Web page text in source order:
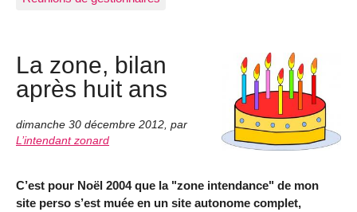
La zone, bilan
après huit ans
dimanche 30 décembre 2012 par
L’intendant zonard
C’est pour Noël 2004 que la "zone intendance" de mon
site perso s’est muée en un site autonome complet,